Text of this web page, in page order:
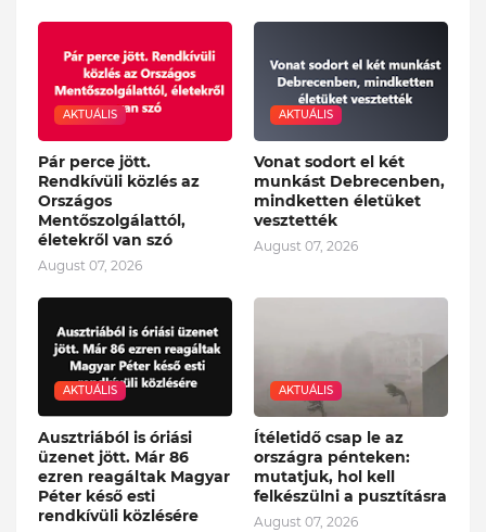
AKTUÁLIS
Pár perce jött.
Rendkívüli közlés az
Országos
Mentőszolgálattól,
életekről van szó
August 07, 2026
AKTUÁLIS
Vonat sodort el két
munkást Debrecenben,
mindketten életüket
vesztették
August 07, 2026
AKTUÁLIS
Ausztriából is óriási
üzenet jött. Már 86
ezren reagáltak Magyar
Péter késő esti
rendkívüli közlésére
AKTUÁLIS
Ítéletidő csap le az
országra pénteken:
mutatjuk, hol kell
felkészülni a pusztításra
August 07, 2026